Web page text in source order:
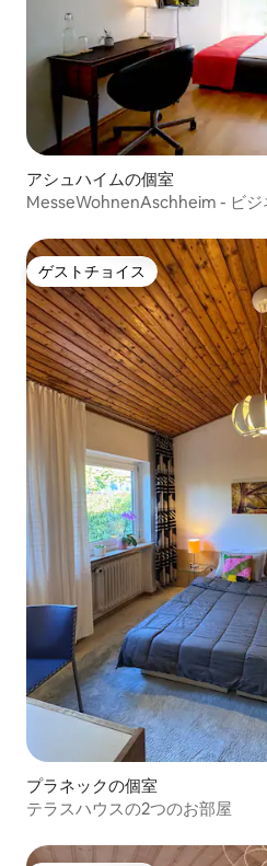
アシュハイムの個室
ゲストチョイス
ゲストチョイス
プラネックの個室
テラスハウスの2つのお部屋